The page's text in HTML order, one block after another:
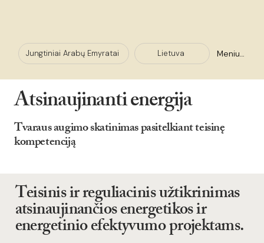
Jungtiniai Arabų Emyratai Lietuva Meniu +
Teisinis ir reguliacinis užtikrinimas
atsinaujinančios energetikos ir
energetinio efektyvumo projektams.
Atsinaujinanti energija
Tvaraus augimo skatinimas pasitelkiant teisinę
kompetenciją